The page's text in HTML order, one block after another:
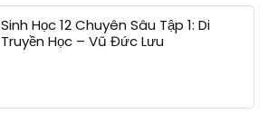
Sinh Học 12 Chuyên Sâu Tập 1: Di
Truyền Học – Vũ Đức Lưu